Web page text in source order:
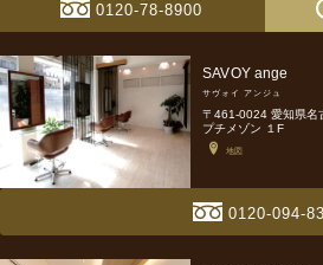
0120-78-8900
SAVOY ange
サヴォイ アンジュ
〒461-0024 愛知県名
プチメゾン １F
地図
0120-094-